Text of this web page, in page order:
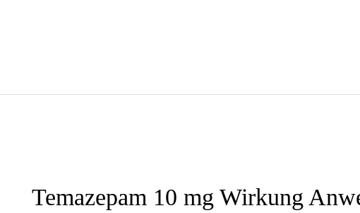
Temazepam 10 mg Wirkung